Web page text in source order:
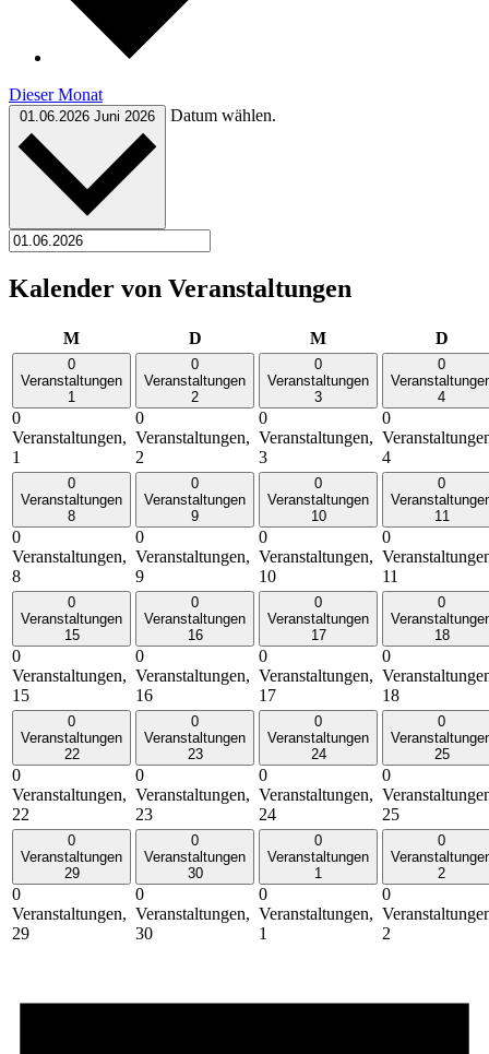
Dieser Monat
01.06.2026 Juni 2026 Datum wählen.
Kalender von Veranstaltungen
MMontag DDienstag MMittwoch D
0
Veranstaltungen
1
0
Veranstaltungen,
1
0
Veranstaltungen
2
0
Veranstaltungen,
2
0
Veranstaltungen
3
0
Veranstaltungen,
3
0
4
0
4
0
Veranstaltungen
8
0
Veranstaltungen,
8
0
Veranstaltungen
9
0
Veranstaltungen,
9
0
Veranstaltungen
10
0
Veranstaltungen,
10
0
11
0
11
0
Veranstaltungen
15
0
Veranstaltungen,
15
0
Veranstaltungen
16
0
Veranstaltungen,
16
0
Veranstaltungen
17
0
Veranstaltungen,
17
0
18
0
18
0
Veranstaltungen
22
0
Veranstaltungen,
22
0
Veranstaltungen
23
0
Veranstaltungen,
23
0
Veranstaltungen
24
0
Veranstaltungen,
24
0
25
0
25
0
Veranstaltungen
29
0
Veranstaltungen,
29
0
Veranstaltungen
30
0
Veranstaltungen,
30
0
Veranstaltungen
1
0
Veranstaltungen,
1
0
2
0
2